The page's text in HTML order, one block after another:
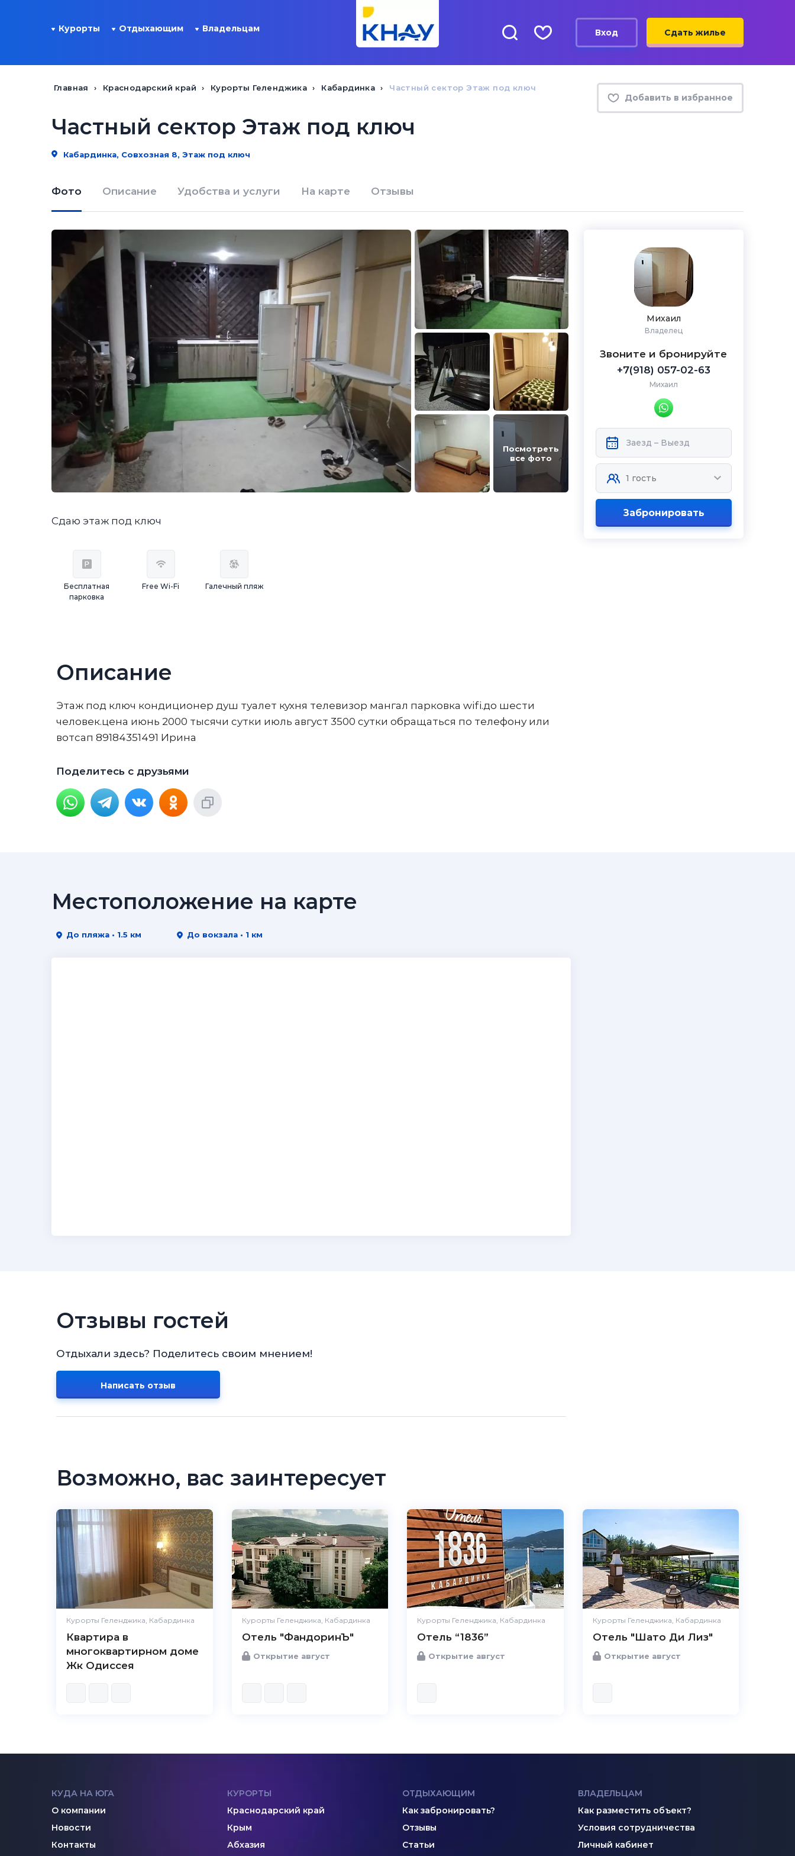
Курорты Отдыхающим Владельцам Вход Сдать жилье
Главная Краснодарский край Курорты Геленджика Кабардинка Частный сектор Этаж под ключ
Добавить в избранное
Частный сектор Этаж под ключ
Кабардинка, Совхозная 8, Этаж под ключ
Фото Описание Удобства и услуги На карте Отзывы
Посмотреть
все фото
Михаил
Владелец
Звоните и бронируйте
+7(918) 057-02-63
Михаил
Забронировать
Сдаю этаж под ключ
Бесплатная
парковка
Free Wi-Fi Галечный пляж
Описание
Этаж под ключ кондиционер душ туалет кухня телевизор мангал парковка wifi.до шести
человек.цена июнь 2000 тысячи сутки июль август 3500 сутки обращаться по телефону или
вотсап 89184351491 Ирина
Поделитесь с друзьями
Местоположение на карте
До пляжа • 1.5 км До вокзала • 1 км
Отзывы гостей
Отдыхали здесь? Поделитесь своим мнением!
Написать отзыв
Возможно, вас заинтересует
Курорты Геленджика, Кабардинка
Квартира в
многоквартирном доме
Жк Одиссея
Курорты Геленджика, Кабардинка
Отель "ФандоринЪ"
Открытие август
Курорты Геленджика, Кабардинка
Отель “1836”
Открытие август
Курорты Геленджика, Кабардинка
Отель "Шато Ди Лиз"
Открытие август
КУДА НА ЮГА
О компании
Новости
Контакты
КУРОРТЫ
Краснодарский край
Крым
Абхазия
ОТДЫХАЮЩИМ
Как забронировать?
Отзывы
Статьи
ВЛАДЕЛЬЦАМ
Как разместить объект?
Условия сотрудничества
Личный кабинет